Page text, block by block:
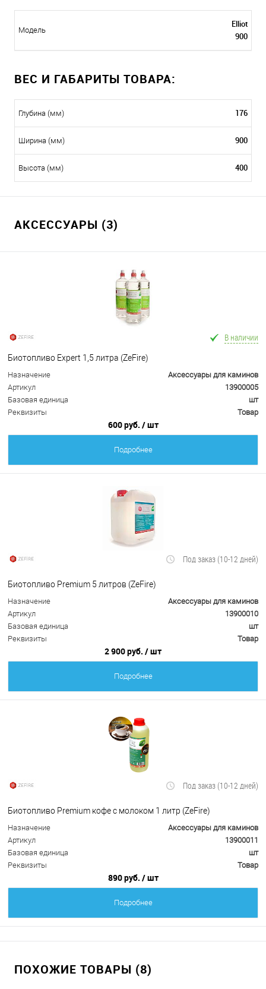
Модель
Elliot
900
ВЕС И ГАБАРИТЫ ТОВАРА:
Глубина (мм) 176
Ширина (мм) 900
Высота (мм) 400
АКСЕССУАРЫ (3)
В наличии
Биотопливо Expert 1,5 литра (ZeFire)
Назначение
Аксессуары для каминов
Артикул
13900005
Базовая единица
шт
Реквизиты
Товар
600 руб. / шт
Подробнее
Под заказ (10-12 дней)
Биотопливо Premium 5 литров (ZeFire)
Назначение
Аксессуары для каминов
Артикул
13900010
Базовая единица
шт
Реквизиты
Товар
2 900 руб. / шт
Подробнее
Под заказ (10-12 дней)
Биотопливо Premium кофе с молоком 1 литр (ZeFire)
Назначение
Аксессуары для каминов
Артикул
13900011
Базовая единица
шт
Реквизиты
Товар
890 руб. / шт
Подробнее
ПОХОЖИЕ ТОВАРЫ (8)